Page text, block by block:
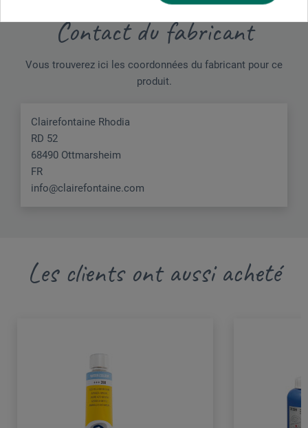
Contact du fabricant
Vous trouverez ici les coordonnées du fabricant pour ce
produit.
Clairefontaine Rhodia
RD 52
68490 Ottmarsheim
FR
info@clairefontaine.com
Les clients ont aussi acheté